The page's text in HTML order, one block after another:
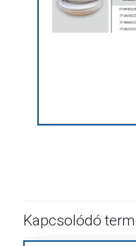
Kapcsolódó